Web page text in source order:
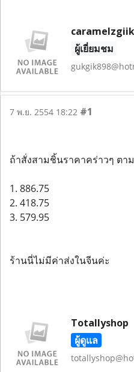
caramelzgiik
ผู้เยี่ยมชม
7 พ.ย. 2554 18:22 #1
ถ้าสั่งสามชิ้นราคาคร่าวๆ ตา
1. 886.75
2. 418.75
3. 579.95
ร้านนี่ไม่มีค่าส่งในจีนค่ะ
Totallyshop
ผู้ดูแล